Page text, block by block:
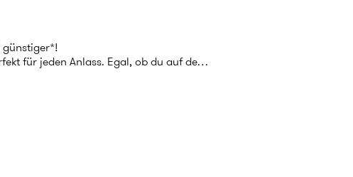
günstiger*!
für jeden Anlass. Egal, ob du auf der
Momente bist, hier wirst du